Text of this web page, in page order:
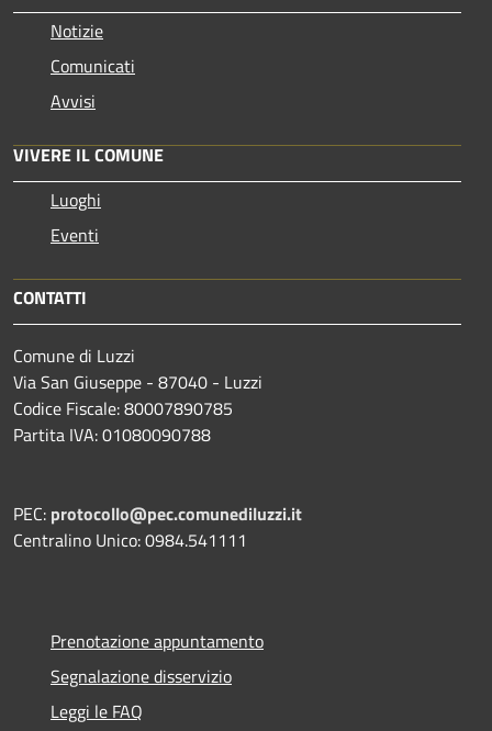
Notizie
Comunicati
Avvisi
VIVERE IL COMUNE
Luoghi
Eventi
CONTATTI
Comune di Luzzi
Via San Giuseppe - 87040 - Luzzi
Codice Fiscale: 80007890785
Partita IVA: 01080090788
PEC: protocollo@pec.comunediluzzi.it
Centralino Unico: 0984.541111
Prenotazione appuntamento
Segnalazione disservizio
Leggi le FAQ